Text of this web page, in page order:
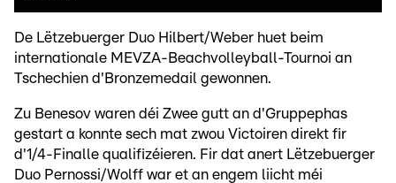
De Lëtzebuerger Duo Hilbert/Weber huet beim
internationale MEVZA-Beachvolleyball-Tournoi an
Tschechien d'Bronzemedail gewonnen.
Zu Benesov waren déi Zwee gutt an d'Gruppephas
gestart a konnte sech mat zwou Victoiren direkt fir
d'1/4-Finalle qualifizéieren. Fir dat anert Lëtzebuerger
Duo Pernossi/Wolff war et an engem liicht méi